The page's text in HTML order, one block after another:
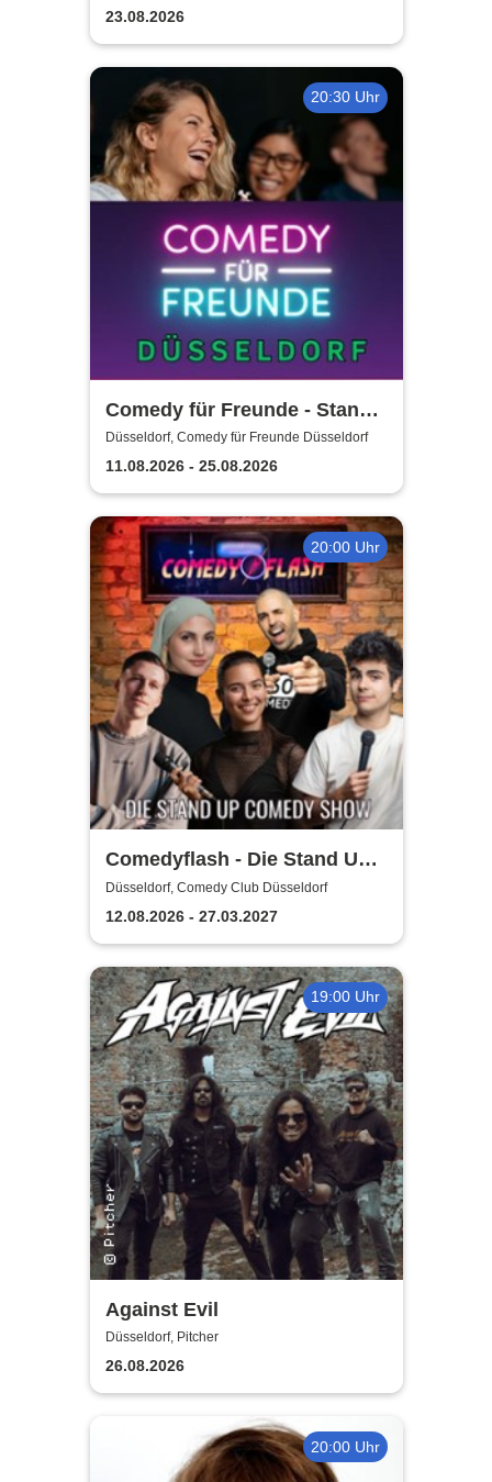
23.08.2026
20:30 Uhr
Comedy für Freunde - Stand-
Up Open Mic | Düsseldorf
Düsseldorf, Comedy für Freunde Düsseldorf
11.08.2026 - 25.08.2026
20:00 Uhr
Comedyflash - Die Stand Up
Comedy Show in Düsseldorf
Düsseldorf, Comedy Club Düsseldorf
12.08.2026 - 27.03.2027
19:00 Uhr
Against Evil
Düsseldorf, Pitcher
26.08.2026
20:00 Uhr